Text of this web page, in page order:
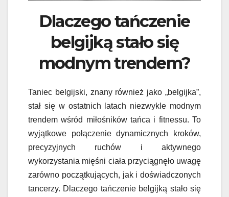
Dlaczego tańczenie
belgijką stało się
modnym trendem?
Taniec belgijski, znany również jako „belgijka”,
stał się w ostatnich latach niezwykle modnym
trendem wśród miłośników tańca i fitnessu. To
wyjątkowe połączenie dynamicznych kroków,
precyzyjnych ruchów i aktywnego
wykorzystania mięśni ciała przyciągnęło uwagę
zarówno początkujących, jak i doświadczonych
tancerzy. Dlaczego tańczenie belgijką stało się